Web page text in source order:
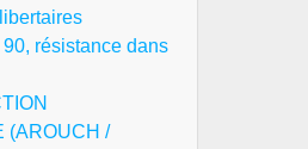
résistance dans
(AROUCH /